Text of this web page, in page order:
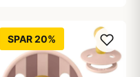
SPAR 20%